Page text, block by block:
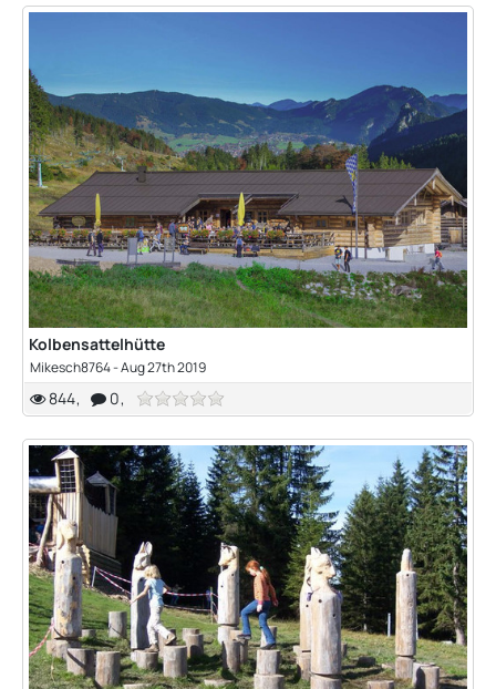
Kolbensattelhütte
Mikesch8764-Aug 27th 2019
844 0